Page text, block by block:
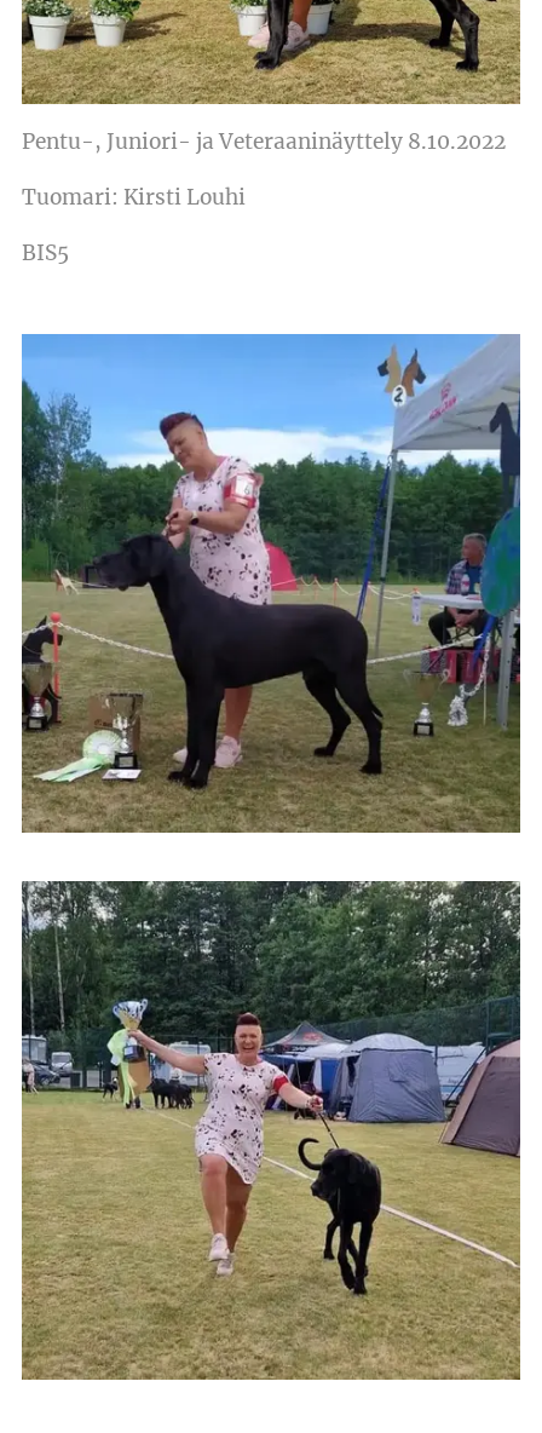
Pentu-, Juniori- ja Veteraaninäyttely 8.10.2022
Tuomari: Kirsti Louhi
BIS5